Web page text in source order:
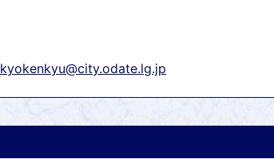
kyokenkyu@city.odate.lg.jp